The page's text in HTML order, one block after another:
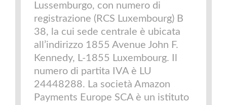
Lussemburgo, con numero di
registrazione (RCS Luxembourg) B
38, la cui sede centrale è ubicata
all’indirizzo 1855 Avenue John F.
Kennedy, L-1855 Luxembourg. Il
numero di partita IVA è LU
24448288. La società Amazon
Payments Europe SCA è un istituto